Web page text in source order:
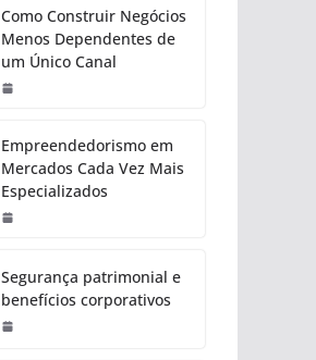
Como Construir Negócios
Menos Dependentes de
um Único Canal
Empreendedorismo em
Mercados Cada Vez Mais
Especializados
Segurança patrimonial e
benefícios corporativos